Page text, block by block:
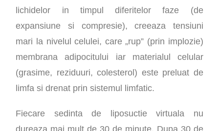
lichidelor in timpul diferitelor faze (de
expansiune si compresie), creeaza tensiuni
mari la nivelul celulei, care „rup” (prin implozie)
membrana adipocitului iar materialul celular
(grasime, reziduuri, colesterol) este preluat de
limfa si drenat prin sistemul limfatic.
Fiecare sedinta de liposuctie virtuala nu
dureaza mai mult de 30 de minute. Dupa 30 de